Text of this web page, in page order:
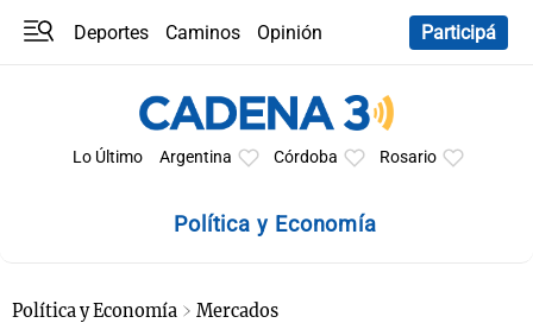
Deportes Caminos
Opinión
Participá
Lo Último Argentina Córdoba Rosario
Política y Economía
Política y Economía Mercados